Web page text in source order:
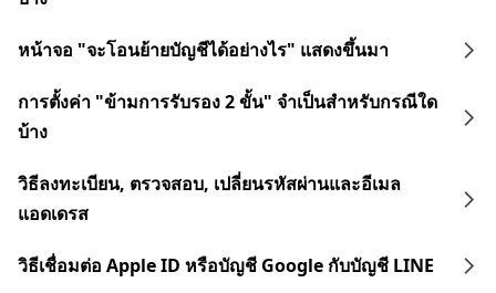
หน้าจอ "จะโอนย้ายบัญชีได้อย่างไร" แสดงขึ้นมา
การตั้งค่า "ข้ามการรับรอง 2 ขั้น" จำเป็นสำหรับกรณีใด
บ้าง
วิธีลงทะเบียน, ตรวจสอบ, เปลี่ยนรหัสผ่านและอีเมล
แอดเดรส
วิธีเชื่อมต่อ Apple ID หรือบัญชี Google กับบัญชี LINE